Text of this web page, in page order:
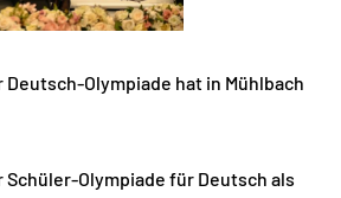
Deutsch-Olympiade hat in Mühlbach
Schüler-Olympiade für Deutsch als